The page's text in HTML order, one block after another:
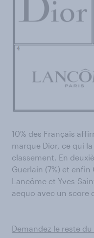
10% des Français
marque Dior, ce qui
classement. En
Guerlain (7%) et enfin
Lancôme et Yves-
aequo avec un score
Demandez le reste